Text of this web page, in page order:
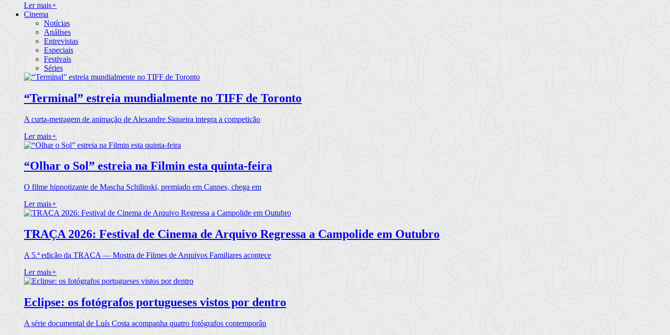
Ler mais+
Cinema
Notícias
Análises
Entrevistas
Especiais
Festivais
Séries
“Terminal” estreia mundialmente no TIFF de Toronto
A curta-metragem de animação de Alexandre Siqueira integra a competição
Ler mais+
“Olhar o Sol” estreia na Filmin esta quinta-feira
O filme hipnotizante de Mascha Schilinski, premiado em Cannes, chega em
Ler mais+
TRAÇA 2026: Festival de Cinema de Arquivo Regressa a Campolide em Outubro
A 5.ª edição da TRAÇA — Mostra de Filmes de Arquivos Familiares acontece
Ler mais+
Eclipse: os fotógrafos portugueses vistos por dentro
A série documental de Luís Costa acompanha quatro fotógrafos contemporân